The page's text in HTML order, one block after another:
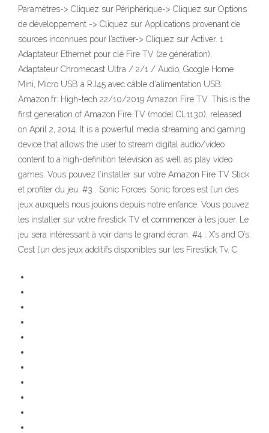
Paramètres-> Cliquez sur Périphérique-> Cliquez sur Options
de développement -> Cliquez sur Applications provenant de
sources inconnues pour l’activer-> Cliquez sur Activer. 1
Adaptateur Ethernet pour clé Fire TV (2e génération),
Adaptateur Chromecast Ultra / 2/1 / Audio, Google Home
Mini, Micro USB à RJ45 avec câble d'alimentation USB:
Amazon.fr: High-tech 22/10/2019 Amazon Fire TV. This is the
first generation of Amazon Fire TV (model CL1130), released
on April 2, 2014. It is a powerful media streaming and gaming
device that allows the user to stream digital audio/video
content to a high-definition television as well as play video
games. Vous pouvez l’installer sur votre Amazon Fire TV Stick
et profiter du jeu. #3 : Sonic Forces. Sonic forces est l’un des
jeux auxquels nous jouions depuis notre enfance. Vous pouvez
les installer sur votre firestick TV et commencer à les jouer. Le
jeu sera intéressant à voir dans le grand écran. #4 : X’s and O’s.
C’est l’un des jeux additifs disponibles sur les Firestick Tv. C